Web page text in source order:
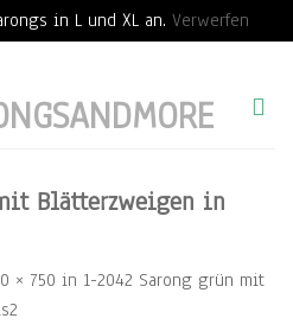
in L und XL an. Verwerfen
Blätterzweigen in
× 750 in 1-2042 Sarong grün mit